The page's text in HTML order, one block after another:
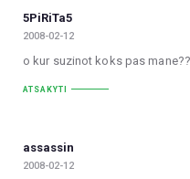
5PiRiTa5
2008-02-12
o kur suzinot koks pas
ATSAKYTI
assassin
2008-02-12